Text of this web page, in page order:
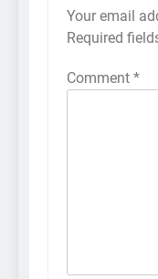
Your email
Required
Comment *